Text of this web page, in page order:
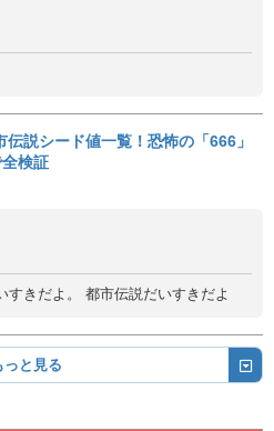
伝説シード値一覧！恐怖の「666」
検証
すきだよ。 都市伝説だいすきだよ
っと見る